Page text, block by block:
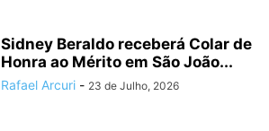
Sidney Beraldo receberá Colar de
Honra ao Mérito em São João...
Rafael Arcuri - 23 de Julho, 2026